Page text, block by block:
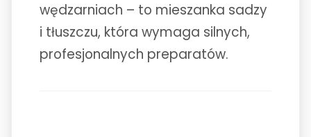
wędzarniach – to mieszanka sadzy
i tłuszczu, która wymaga silnych,
profesjonalnych preparatów.